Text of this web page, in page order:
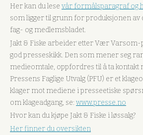
Her kan du lese vår formålsparagraf og
som ligger til grunn for produksjonen av
fag- og medlemsbladet.
Jakt & Fiske arbeider etter Vær
god presseskikk. Den som mener seg
medieomtale, oppfordres til å ta kontakt
Pressens Faglige Utvalg (PFU) er et
klager mot mediene i presseetiske
om klageadgang, se: www.presse.no
Hvor kan du kjøpe Jakt & Fiske i løssalg?
Her finner du oversikten